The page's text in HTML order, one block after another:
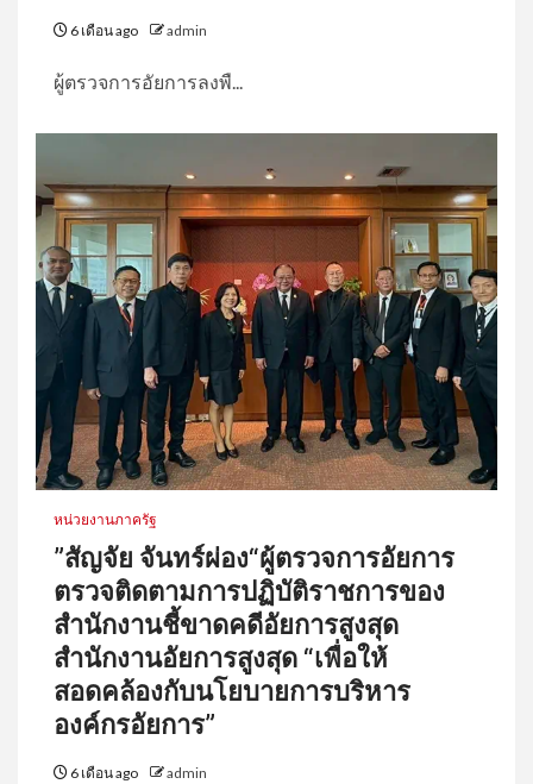
6 เดือน ago admin
ผู้ตรวจการอัยการลงพื...
หน่วยงานภาครัฐ
”สัญจัย จันทร์ผ่อง“ผู้ตรวจการอัยการ
ตรวจติดตามการปฏิบัติราชการของ
สำนักงานชี้ขาดคดีอัยการสูงสุด
สำนักงานอัยการสูงสุด “เพื่อให้
สอดคล้องกับนโยบายการบริหาร
องค์กรอัยการ”
6 เดือน ago admin